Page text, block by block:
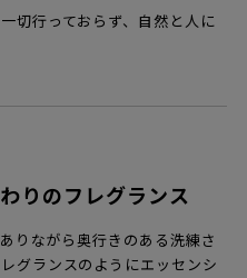
切行っておらず、自然と人に
りのフレグランス
りながら奥行きのある洗練さ
グランスのようにエッセンシ